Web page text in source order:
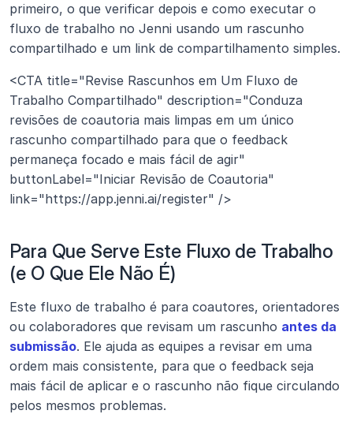
primeiro, o que verificar depois e como executar o
fluxo de trabalho no Jenni usando um rascunho
compartilhado e um link de compartilhamento simples.
<CTA title="Revise Rascunhos em Um Fluxo de
Trabalho Compartilhado" description="Conduza
revisões de coautoria mais limpas em um único
rascunho compartilhado para que o feedback
permaneça focado e mais fácil de agir"
buttonLabel="Iniciar Revisão de Coautoria"
link="https://app.jenni.ai/register" />
Para Que Serve Este Fluxo de Trabalho
(e O Que Ele Não É)
Este fluxo de trabalho é para coautores, orientadores
ou colaboradores que revisam um rascunho antes da
submissão. Ele ajuda as equipes a revisar em uma
ordem mais consistente, para que o feedback seja
mais fácil de aplicar e o rascunho não fique circulando
pelos mesmos problemas.